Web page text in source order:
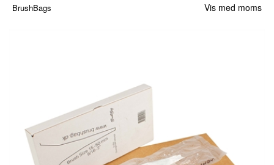
BrushBags Vis med moms